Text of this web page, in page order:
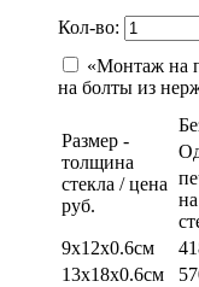
Кол-во:
«Монтаж на
на болты из
Размер -
толщина
стекла / цена
руб.
9х12х0.6см
13х18х0.6см